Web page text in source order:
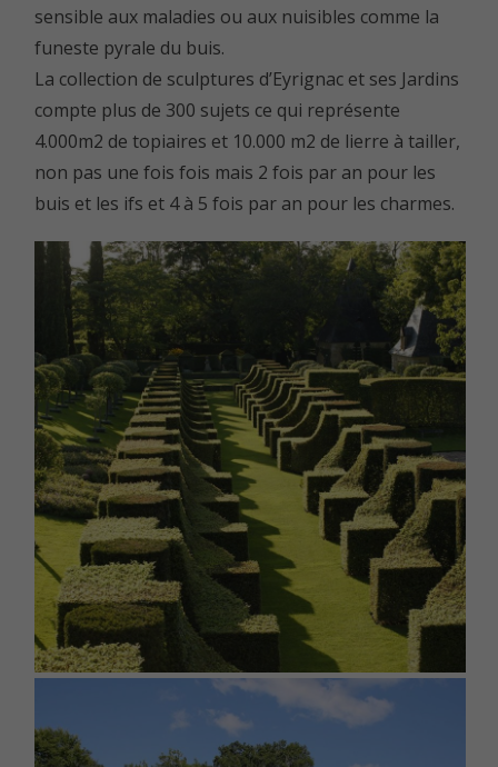
sensible aux maladies ou aux nuisibles comme la
funeste pyrale du buis.
La collection de sculptures d’Eyrignac et ses Jardins
compte plus de 300 sujets ce qui représente
4.000m2 de topiaires et 10.000 m2 de lierre à tailler,
non pas une fois fois mais 2 fois par an pour les
buis et les ifs et 4 à 5 fois par an pour les charmes.